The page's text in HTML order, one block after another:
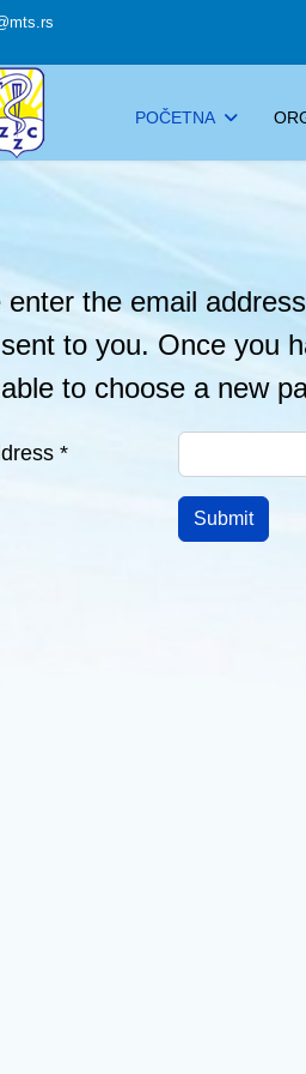
POČETNA
enter the email
to you. Once you
to choose a new
*
Submit